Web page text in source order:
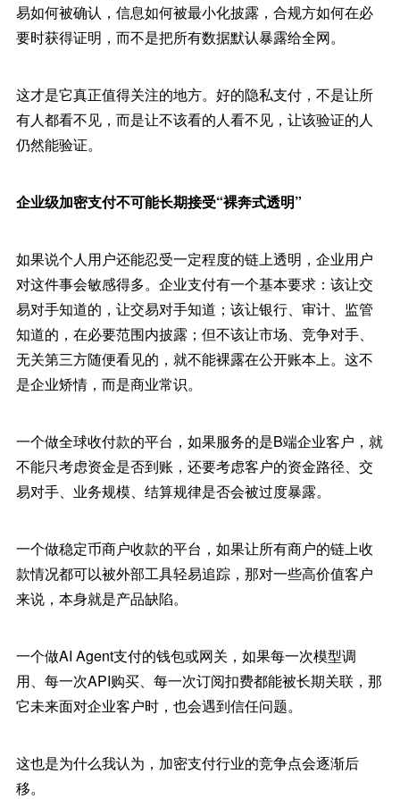
易如何被确认，信息如何被最小化披露，合规方如何在必
要时获得证明，而不是把所有数据默认暴露给全网。
这才是它真正值得关注的地方。好的隐私支付，不是让所
有人都看不见，而是让不该看的人看不见，让该验证的人
仍然能验证。
企业级加密支付不可能长期接受“裸奔式透明”
如果说个人用户还能忍受一定程度的链上透明，企业用户
对这件事会敏感得多。企业支付有一个基本要求：该让交
易对手知道的，让交易对手知道；该让银行、审计、监管
知道的，在必要范围内披露；但不该让市场、竞争对手、
无关第三方随便看见的，就不能裸露在公开账本上。这不
是企业矫情，而是商业常识。
一个做全球收付款的平台，如果服务的是B端企业客户，就
不能只考虑资金是否到账，还要考虑客户的资金路径、交
易对手、业务规模、结算规律是否会被过度暴露。
一个做稳定币商户收款的平台，如果让所有商户的链上收
款情况都可以被外部工具轻易追踪，那对一些高价值客户
来说，本身就是产品缺陷。
一个做AI Agent支付的钱包或网关，如果每一次模型调
用、每一次API购买、每一次订阅扣费都能被长期关联，那
它未来面对企业客户时，也会遇到信任问题。
这也是为什么我认为，加密支付行业的竞争点会逐渐后
移。